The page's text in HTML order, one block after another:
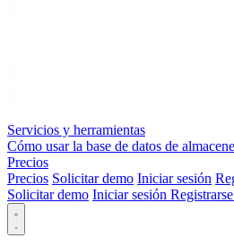
Servicios y herramientas
Cómo usar la base de datos de
Precios
Precios Solicitar demo Iniciar sesión
Solicitar demo Iniciar sesión Registrarse